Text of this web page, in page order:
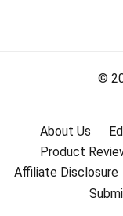
©
About Us
Product
Affiliate Disclosure